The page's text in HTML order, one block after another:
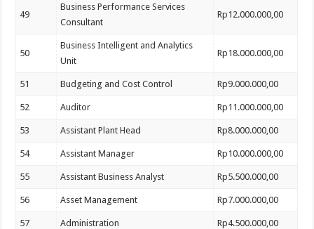
49
Business Performance Services
Consultant
Rp12.000.000,00
50
Business Intelligent and Analytics
Unit
Rp18.000.000,00
51 Budgeting and Cost Control Rp9.000.000,00
52 Auditor Rp11.000.000,00
53 Assistant Plant Head Rp8.000.000,00
54 Assistant Manager Rp10.000.000,00
55 Assistant Business Analyst Rp5.500.000,00
56 Asset Management Rp7.000.000,00
57 Administration Rp4.500.000,00